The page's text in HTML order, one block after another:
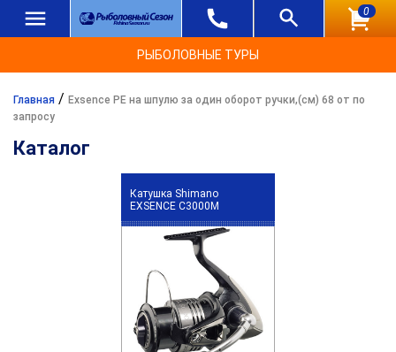
0
РЫБОЛОВНЫЕ ТУРЫ
Главная / Exsence PE на шпулю за один оборот ручки,(см) 68 от по
запросу
Каталог
Катушка Shimano
EXSENCE C3000M